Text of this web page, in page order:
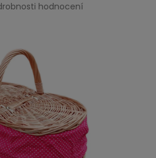
hodnocení